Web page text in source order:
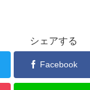
シェアする
Facebook